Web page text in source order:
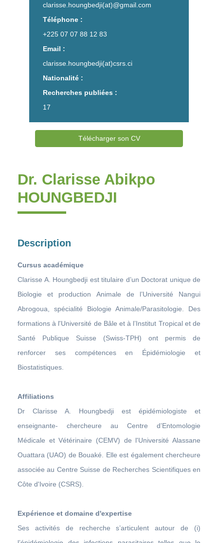
clarisse.houngbedji(at)@gmail.com
Téléphone :
+225 07 07 88 12 83
Email :
clarisse.houngbedji(at)csrs.ci
Nationalité :
Recherches publiées :
17
Télécharger son CV
Dr. Clarisse Abikpo
HOUNGBEDJI
Description
Cursus académique
Clarisse A. Houngbedji est titulaire d’un Doctorat unique de
Biologie et production Animale de l’Université Nangui
Abrogoua, spécialité Biologie Animale/Parasitologie. Des
formations à l'Université de Bâle et à l’Institut Tropical et de
Santé Publique Suisse (Swiss-TPH) ont permis de
renforcer ses compétences en Épidémiologie et
Biostatistiques.
Affiliations
Dr Clarisse A. Houngbedji est épidémiologiste et
enseignante- chercheure au Centre d’Entomologie
Médicale et Vétérinaire (CEMV) de l'Université Alassane
Ouattara (UAO) de Bouaké. Elle est également chercheure
associée au Centre Suisse de Recherches Scientifiques en
Côte d'Ivoire (CSRS).
Expérience et domaine d'expertise
Ses activités de recherche s’articulent autour de (i)